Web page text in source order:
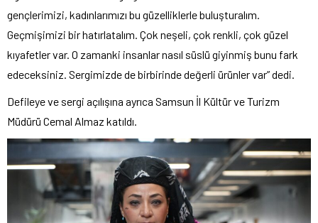
gençlerimizi, kadınlarımızı bu güzelliklerle buluşturalım.
Geçmişimizi bir hatırlatalım. Çok neşeli, çok renkli, çok güzel
kıyafetler var. O zamanki insanlar nasıl süslü giyinmiş bunu fark
edeceksiniz. Sergimizde de birbirinde değerli ürünler var” dedi.
Defileye ve sergi açılışına ayrıca Samsun İl Kültür ve Turizm
Müdürü Cemal Almaz katıldı.